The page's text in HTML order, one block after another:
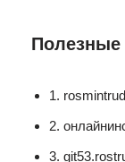
Полезные
1.
2.
3.